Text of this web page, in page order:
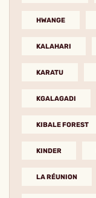
HWANGE
KALAHARI
KARATU
KGALAGADI
KIBALE FOREST
KINDER
LA RÉUNION